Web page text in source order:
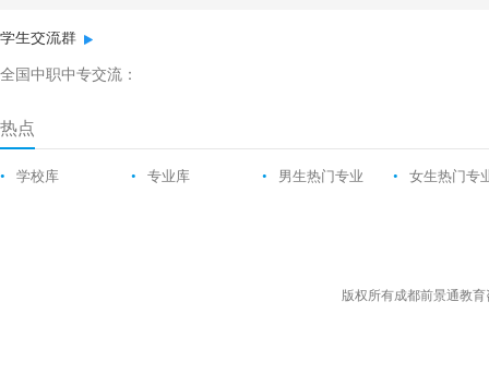
学生交流群
全国中职中专交流：
热点
• 学校库 • 专业库 • 男生热门专业 • 女生热门专
版权所有成都前景通教